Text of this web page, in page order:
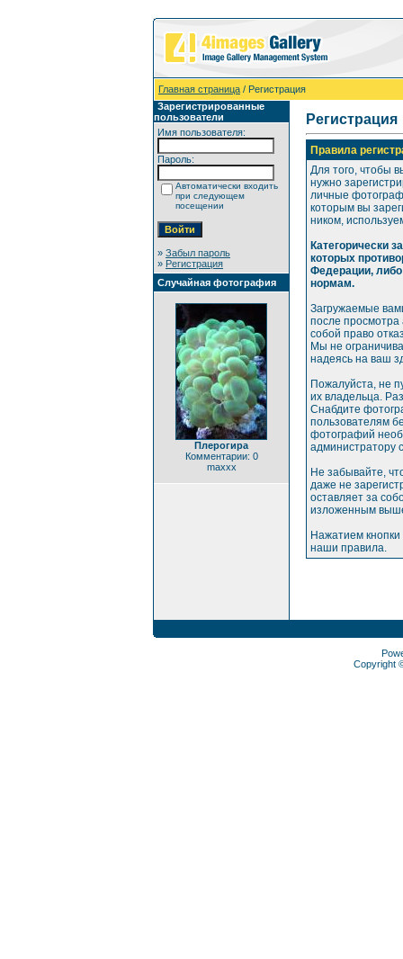
Главная страница / Регистрация
Зарегистрированные
пользователи
Имя пользователя:
Пароль:
Автоматически входить
при следующем
посещении
» Забыл пароль
» Регистрация
Случайная фотография
Плерогира
Комментарии: 0
maxxx
Регистрация
Правила
Для того, чтобы
нужно
личные
которым вы
ником,
Категорически
которых
Федерации,
нормам.
Загружаемые
после просмотра
собой право
Мы не
надеясь на ваш
Пожалуйста, не
их владельца.
Снабдите
пользователям
фотографий
администратору
Не забывайте,
даже не
оставляет за
изложенным
Нажатием
наши правила.
Copyright